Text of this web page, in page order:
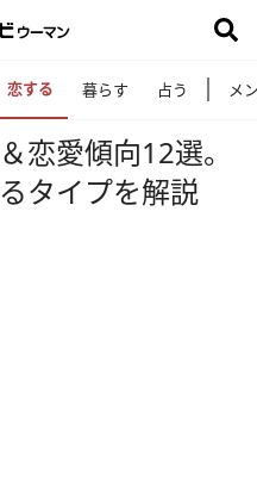
恋する 暮らす 占う メ
恋愛傾向12選。
タイプを解説